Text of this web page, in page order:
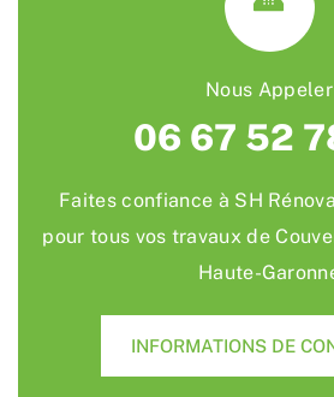
Nous Appeler
06 67 52
Faites confiance à SH
pour tous vos travaux de
Haute-
INFORMATIONS DE